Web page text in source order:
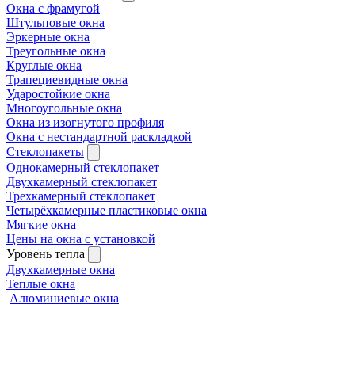
Окна с фрамугой
Штульповые окна
Эркерные окна
Треугольные окна
Круглые окна
Трапециевидные окна
Ударостойкие окна
Многоугольные окна
Окна из изогнутого профиля
Окна с нестандартной раскладкой
Стеклопакеты
Однокамерный стеклопакет
Двухкамерный стеклопакет
Трехкамерный стеклопакет
Четырёхкамерные пластиковые окна
Мягкие окна
Цены на окна с установкой
Уровень тепла
Двухкамерные окна
Теплые окна
Алюминиевые окна